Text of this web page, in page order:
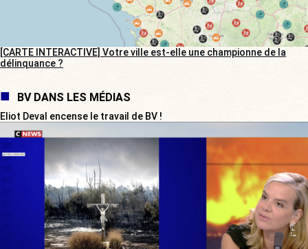
[CARTE INTERACTIVE] Votre ville est-elle une championne de la
délinquance ?
BV DANS LES MÉDIAS
Eliot Deval encense le travail de BV !